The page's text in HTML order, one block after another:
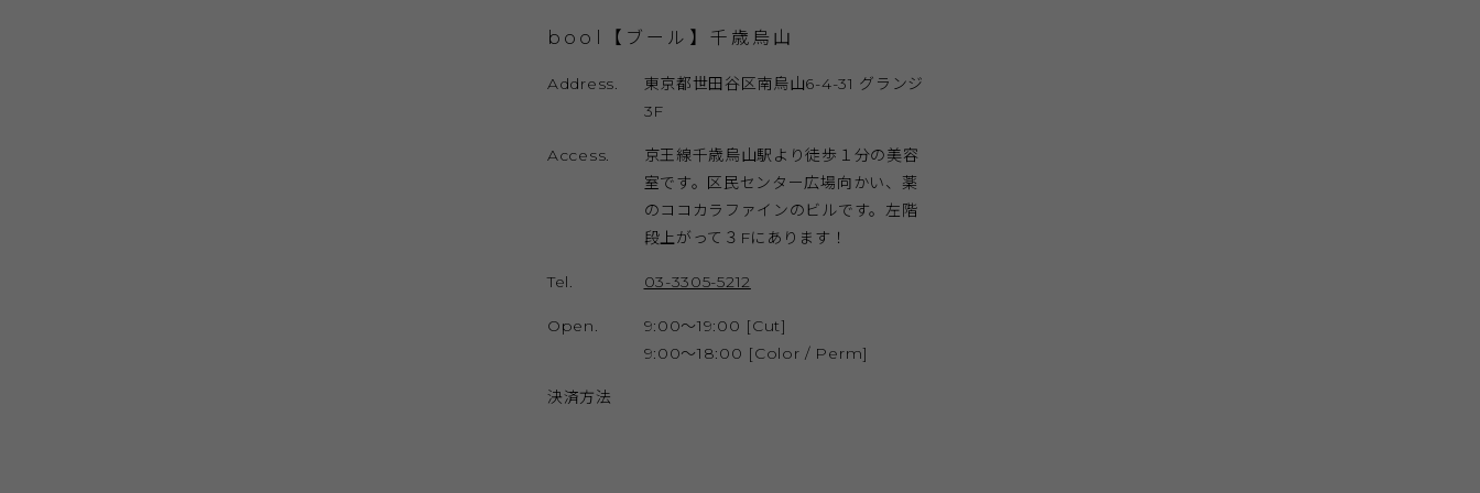
bool【ブール】千歳烏山
Address.
東京都世田谷区南烏山6-4-31 グランジ
3F
Access.
京王線千歳烏山駅より徒歩１分の美容
室です。区民センター広場向かい、薬
のココカラファインのビルです。左階
段上がって３Fにあります！
Tel. 03-3305-5212
Open.
9:00～19:00 [Cut]
9:00～18:00 [Color / Perm]
決済方法